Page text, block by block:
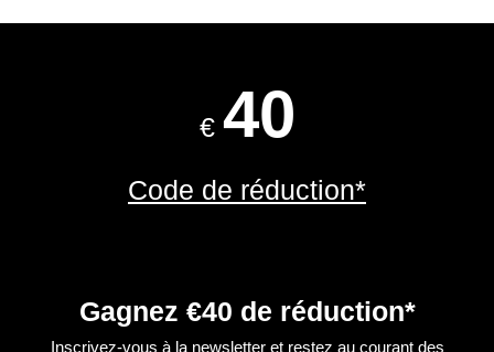
€ 40
Code de réduction*
Gagnez €40 de réduction*
Inscrivez-vous à la newsletter et restez au courant des